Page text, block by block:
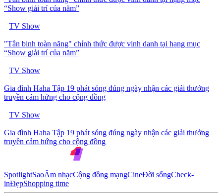
“Show giải trí của năm”
TV Show
"Tân binh toàn năng" chính thức được vinh danh tại hạng mục
“Show giải trí của năm”
TV Show
Gia đình Haha Tập 19 phát sóng đúng ngày nhận các giải thưởng
truyền cảm hứng cho cộng đồng
TV Show
Gia đình Haha Tập 19 phát sóng đúng ngày nhận các giải thưởng
truyền cảm hứng cho cộng đồng
SpotlightSaoÂm nhạcCộng đồng mạngCineĐời sốngCheck-
inĐẹpShopping time